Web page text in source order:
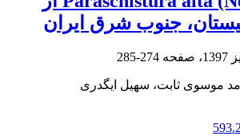
جنوب شرق ایران
274-285
موسوی ثابت، سهیل ایگدری